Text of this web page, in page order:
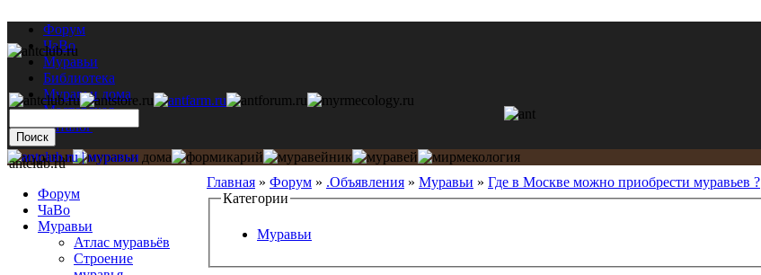
Форум
ЧаВо
Муравьи
Библиотека
Муравьи дома
Мастерская
Каталог
Главная » Форум » .Объявления » Муравьи » Где в Москве можно приобрести муравьев ?
Категории
Муравьи
antclub.ru
Форум
ЧаВо
Муравьи
Атлас муравьёв
Строение